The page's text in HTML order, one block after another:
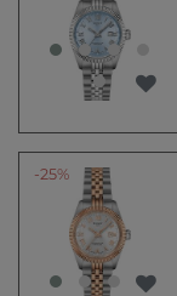
-25%